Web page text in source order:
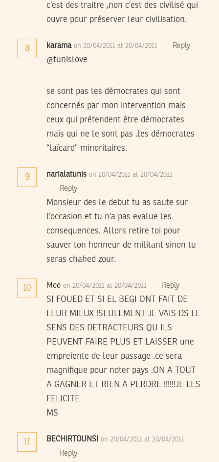
c’est des traitre ,non c’est des civilisé qui
ouvre pour préserver leur civilisation.
8 karama on 20/04/2011 at 20/04/2011 Reply
@tunislove
se sont pas les démocrates qui sont
concernés par mon intervention mais
ceux qui prétendent être démocrates
mais qui ne le sont pas .les démocrates
“laïcard” minoritaires.
9 narialatunis on 20/04/2011 at 20/04/2011
Reply
Monsieur des le debut tu as saute sur
l’occasion et tu n’a pas evalue les
consequences. Allors retire toi pour
sauver ton honneur de militant sinon tu
seras chahed zour.
10 Moo on 20/04/2011 at 20/04/2011 Reply
SI FOUED ET SI EL BEGI ONT FAIT DE
LEUR MIEUX !SEULEMENT JE VAIS DS LE
SENS DES DETRACTEURS QU ILS
PEUVENT FAIRE PLUS ET LAISSER une
empreiente de leur passage .ce sera
magnifique pour noter pays .ON A TOUT
A GAGNER ET RIEN A PERDRE !!!!!!JE LES
FELICITE
MS
11 BECHIRTOUNSI on 20/04/2011 at 20/04/2011
Reply